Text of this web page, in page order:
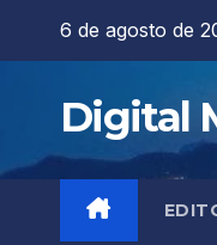
6 de agosto de
Digital